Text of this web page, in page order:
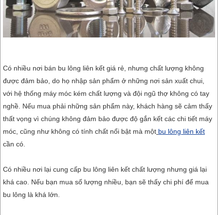
Có nhiều nơi bán bu lông liên kết giá rẻ, nhưng chất lượng không
được đảm bảo, do họ nhập sản phẩm ở những nơi sản xuất chui,
với hệ thống máy móc kém chất lượng và đội ngũ thợ không có tay
nghề. Nếu mua phải những sản phẩm này, khách hàng sẽ cảm thấy
thất vọng vì chúng không đảm bảo được độ gắn kết các chi tiết máy
móc, cũng như không có tính chất nổi bật mà một bu lông liên kết
cần có.
Có nhiều nơi lại cung cấp bu lông liên kết chất lượng nhưng giá lại
khá cao. Nếu bạn mua số lượng nhiều, bạn sẽ thấy chi phí để mua
bu lông là khá lớn.